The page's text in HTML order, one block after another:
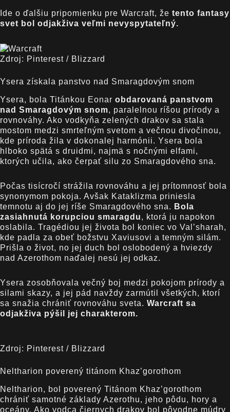
Ide o ďalšiu pripomienku pre Warcraft, že tento fantasy
svet bol odjakživa veľmi nevyspytateľný.
Zdroj: Pinterest / Blizzard
Ysera získala panstvo nad Smaragdovým snom
Ysera, bola Titánkou Eonar obdarovaná panstvom
nad Smaragdovým snom, paralelnou ríšou prírody a
rovnováhy. Ako vodkyňa zelených drakov sa stala
mostom medzi smrteľným svetom a večnou divočinou,
kde príroda žila v dokonalej harmónii. Ysera bola
hlboko spätá s druidmi, najmä s nočnými elfami,
ktorých učila, ako čerpať silu zo Smaragdového sna.
Počas tisícročí strážila rovnováhu a jej prítomnosť bola
synonymom pokoja. Avšak Kataklizma priniesla
temnotu aj do jej ríše Smaragdového sna. Bola
zasiahnutá korupciou smaragdu, ktorá ju napokon
oslabila. Tragédiou jej života bol koniec vo Val’sharah,
kde padla za obeť božstvu Xaviusovi a temným silám.
Prišla o život, no jej duch bol oslobodený a hviezdy
nad Azerothom naďalej nesú jej odkaz.
Ysera zosobňovala večný boj medzi pokojom prírody a
silami skazy, a jej pád navždy zarmútil všetkých, ktorí
sa snažia chrániť rovnováhu sveta. Warcraft sa
odjakživa pýšil jej charakterom.
Zdroj: Pinterest / Blizzard
Neltharion poverený titánom Khaz’gorothom
Neltharion, bol poverený Titánom Khaz’gorothom
chrániť samotné základy Azerothu, jeho pôdu, hory a
oceány. Ako vodca čiernych drakov bol pôvodne múdry